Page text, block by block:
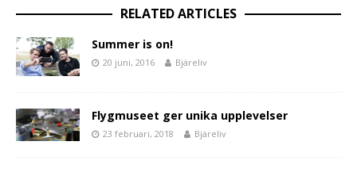
RELATED ARTICLES
Summer is on!
20 juni, 2016 Bjäreliv
Flygmuseet ger unika upplevelser
23 februari, 2018 Bjäreliv